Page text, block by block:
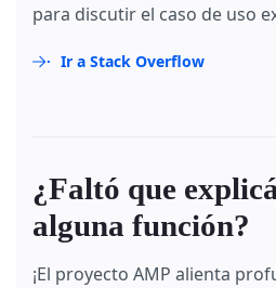
para discutir el caso de uso
Ir a Stack Overflow
¿Faltó que
alguna función?
¡El proyecto AMP alienta